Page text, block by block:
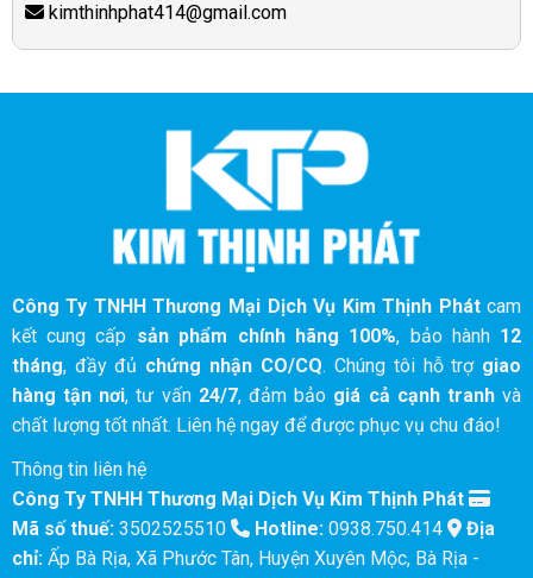
kimthinhphat414@gmail.com
Công Ty TNHH Thương Mại Dịch Vụ Kim Thịnh Phátcam
kết cung cấp sản phẩm chính hãng 100%, bảo hành 12
tháng, đầy đủ chứng nhận CO/CQ. Chúng tôi hỗ trợ giao
hàng tận nơi, tư vấn 24/7, đảm bảo giá cả cạnh tranh và
chất lượng tốt nhất. Liên hệ ngay để được phục vụ chu đáo!
Thông tin liên hệ
Công Ty TNHH Thương Mại Dịch Vụ Kim Thịnh Phát
Mã số thuế:3502525510 Hotline:0938.750.414
Địa
chỉ:Ấp Bà Rịa, Xã Phước Tân, Huyện Xuyên Mộc, Bà Rịa -